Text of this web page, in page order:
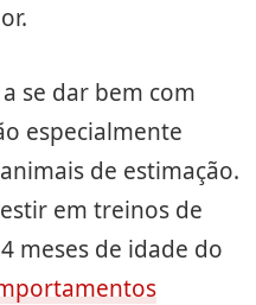
se dar bem com
especialmente
de estimação.
em treinos de
meses de idade do